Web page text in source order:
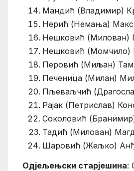
Мандић (Владимир)
Нерић (Немања)
Нешковић (Милован)
Нешковић (Момчило)
Перовић (Миљан)
Печеница (Милан)
Пљеваљчић
Рајак (Петрислав)
Соколовић
Тадић (Милован)
Шаровић (Жељко)
Одјељењски старјешина: